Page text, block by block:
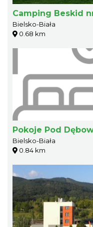
Camping Beskid
Bielsko-Biała
0.68 km
Pokoje Pod
Bielsko-Biała
0.84 km